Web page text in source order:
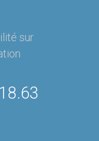
sur